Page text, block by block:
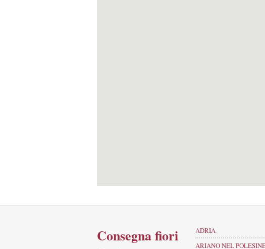
Consegna fiori
ADRIA
ARIANO NEL